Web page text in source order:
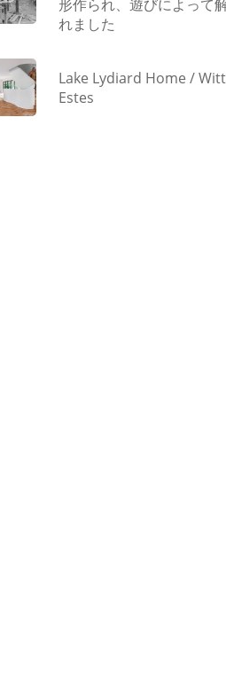
形作られ、遊びによって
れました
Lake Lydiard Home /
Estes